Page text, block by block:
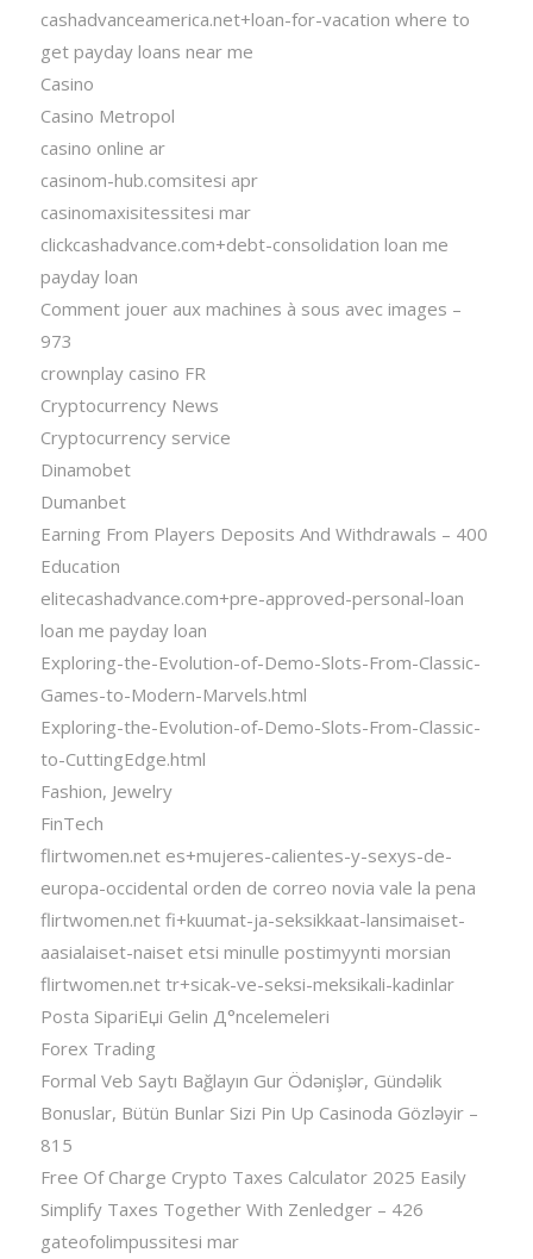
cashadvanceamerica.net+loan-for-vacation where to
get payday loans near me
Casino
Casino Metropol
casino online ar
casinom-hub.comsitesi apr
casinomaxisitessitesi mar
clickcashadvance.com+debt-consolidation loan me
payday loan
Comment jouer aux machines à sous avec images –
973
crownplay casino FR
Cryptocurrency News
Cryptocurrency service
Dinamobet
Dumanbet
Earning From Players Deposits And Withdrawals – 400
Education
elitecashadvance.com+pre-approved-personal-loan
loan me payday loan
Exploring-the-Evolution-of-Demo-Slots-From-Classic-
Games-to-Modern-Marvels.html
Exploring-the-Evolution-of-Demo-Slots-From-Classic-
to-CuttingEdge.html
Fashion, Jewelry
FinTech
flirtwomen.net es+mujeres-calientes-y-sexys-de-
europa-occidental orden de correo novia vale la pena
flirtwomen.net fi+kuumat-ja-seksikkaat-lansimaiset-
aasialaiset-naiset etsi minulle postimyynti morsian
flirtwomen.net tr+sicak-ve-seksi-meksikali-kadinlar
Posta SipariЕџi Gelin Д°ncelemeleri
Forex Trading
Formal Veb Saytı Bağlayın️ Gur Ödənişlər, Gündəlik
Bonuslar, Bütün Bunlar Sizi Pin Up Casinoda Gözləyir –
815
Free Of Charge Crypto Taxes Calculator 2025 Easily
Simplify Taxes Together With Zenledger – 426
gateofolimpussitesi mar